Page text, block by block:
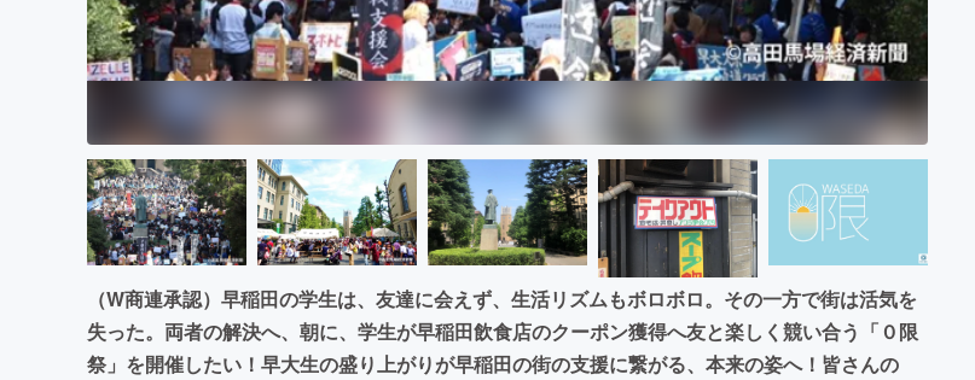
（W商連承認）早稲田の学生は、友達に会えず、生活リズムもボロボロ。その一方で街は活気を
失った。両者の解決へ、朝に、学生が早稲田飲食店のクーポン獲得へ友と楽しく競い合う「０限
祭」を開催したい！早大生の盛り上がりが早稲田の街の支援に繋がる、本来の姿へ！皆さんの